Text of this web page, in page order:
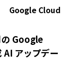
Google Cloud
Google
アップデー